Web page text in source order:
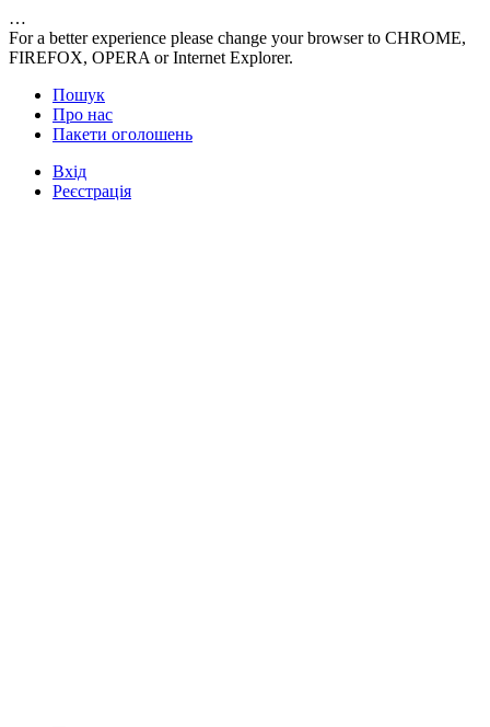
…
For a better experience please change your browser to CHROME,
FIREFOX, OPERA or Internet Explorer.
Пошук
Про нас
Пакети оголошень
Вхід
Реєстрація